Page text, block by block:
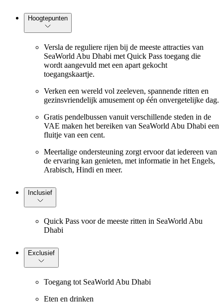
Hoogtepunten
Versla de reguliere rijen bij de meeste attracties van
SeaWorld Abu Dhabi met Quick Pass toegang die
wordt aangevuld met een apart gekocht
toegangskaartje.
Verken een wereld vol zeeleven, spannende ritten en
gezinsvriendelijk amusement op één onvergetelijke dag.
Gratis pendelbussen vanuit verschillende steden in de
VAE maken het bereiken van SeaWorld Abu Dhabi een
fluitje van een cent.
Meertalige ondersteuning zorgt ervoor dat iedereen van
de ervaring kan genieten, met informatie in het Engels,
Arabisch, Hindi en meer.
Inclusief
Quick Pass voor de meeste ritten in SeaWorld Abu
Dhabi
Exclusief
Toegang tot SeaWorld Abu Dhabi
Eten en drinken